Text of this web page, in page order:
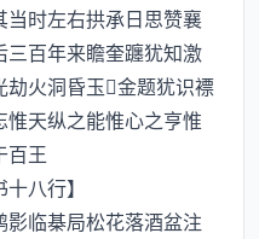
时左右拱承日思赞襄
百年来瞻奎躔犹知激
火洞昏玉金题犹识褾
天纵之能惟心之亨惟
百王
八行】
临棊局松花落酒盆注